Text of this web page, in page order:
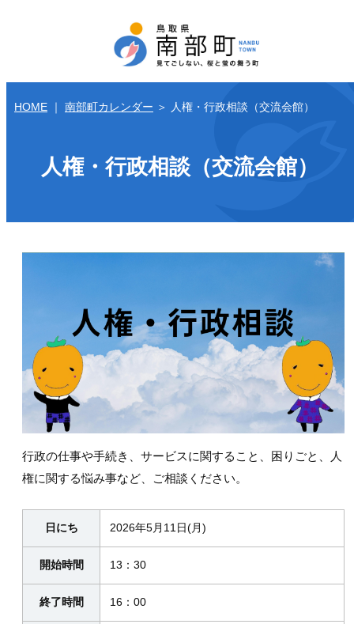
HOME ｜ 南部町カレンダー ＞ 人権・行政相談（交流会館）
人権・行政相談（交流会館）
行政の仕事や手続き、サービスに関すること、困りごと、人
権に関する悩み事など、ご相談ください。
日にち 2026年5月11日(月)
開始時間 13：30
終了時間 16：00